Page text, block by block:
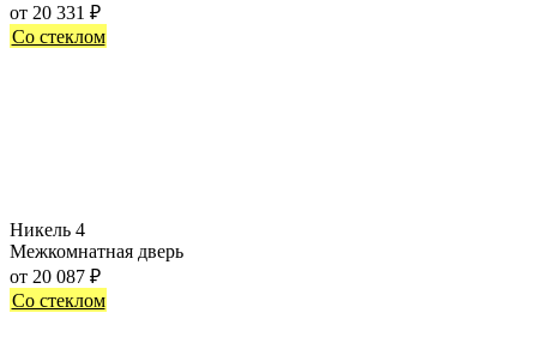
от 20 331 ₽
Со стеклом
Никель 4
Межкомнатная дверь
от 20 087 ₽
Со стеклом